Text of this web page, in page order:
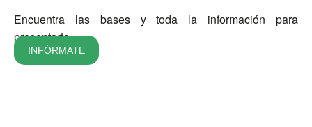
Encuentra las bases y toda la información para
presentarte.
INFÓRMATE